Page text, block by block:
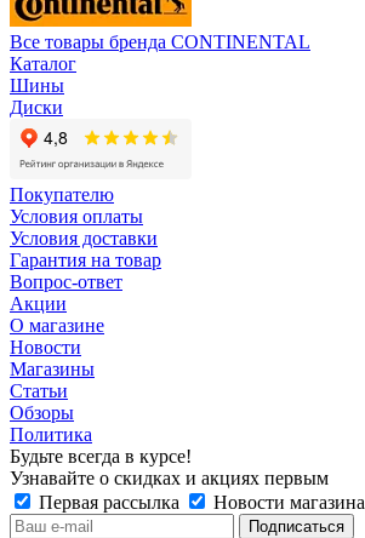
Все товары бренда CONTINENTAL
Каталог
Шины
Диски
Покупателю
Условия оплаты
Условия доставки
Гарантия на товар
Вопрос-ответ
Акции
О магазине
Новости
Магазины
Статьи
Обзоры
Политика
Будьте всегда в курсе!
Узнавайте о скидках и акциях первым
Первая рассылка
Новости магазина